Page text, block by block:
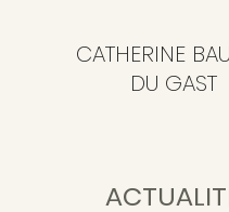
CATHERINE
DU GAST